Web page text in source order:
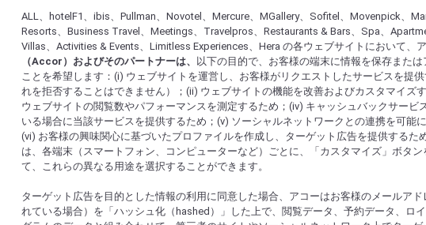
ALL、hotelF1、ibis、Pullman、Novotel、Mercure、MGallery、Sofitel、Movenpick、
Resorts、Business Travel、Meetings、Travelpros、Restaurants & Bars、Spa、
Villas、Activities & Events、Limitless Experiences、Hera の各ウェブサイトにおいて、
（Accor）およびそのパートナーは、
以下の目的で、お客様の端末に情報を保存または
ことを希望します：(i) ウェブサイトを運営し、お客様がリクエストしたサービスを提供
れを拒否することはできません）；(ii) ウェブサイトの機能を改善およびカスタマイズ
ウェブサイトの閲覧数やパフォーマンスを測定するため；(iv) キャッシュバックサービ
いる場合に当該サービスを提供するため；(v) ソーシャルネットワークとの連携を可能
(vi) お客様の興味関心に基づいたプロファイルを作成し、ターゲット広告を提供するた
は、各端末（スマートフォン、コンピューターなど）ごとに、「カスタマイズ」ボタン
て、これらの異なる用途を選択することができます。
ターゲット広告を目的とした情報の利用に同意した場合、アコーはお客様のメールアド
れている場合）を「ハッシュ化（hashed）」した上で、閲覧データ、予約データ、ロ